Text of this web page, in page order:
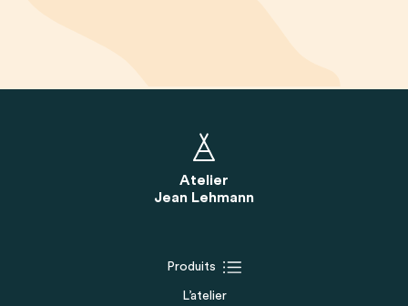
Atelier
Jean Lehmann
Produits
L’atelier